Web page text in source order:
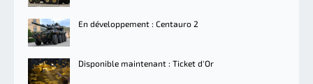
En développement : Centauro 2
Disponible maintenant : Ticket d'Or